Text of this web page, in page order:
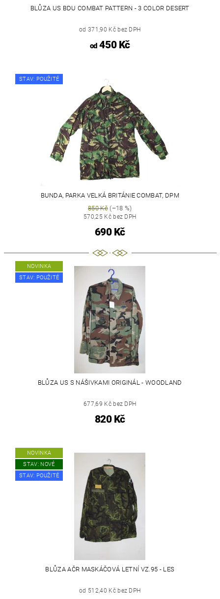
BLŮZA US BDU COMBAT PATTERN - 3 COLOR DESERT
od 371,90 Kč bez DPH
od450 Kč
STAV: POUŽITÉ
BUNDA, PARKA VELKÁ BRITÁNIE COMBAT, DPM
850 Kč(–18 %)
570,25 Kč bez DPH
690 Kč
NOVINKA
STAV: POUŽITÉ
BLŮZA US S NÁŠIVKAMI ORIGINÁL - WOODLAND
677,69 Kč bez DPH
820 Kč
NOVINKA
STAV: NOVÉ
STAV: POUŽITÉ
BLŮZA AČR MASKÁČOVÁ LETNÍ VZ.95 - LES
od 512,40 Kč bez DPH